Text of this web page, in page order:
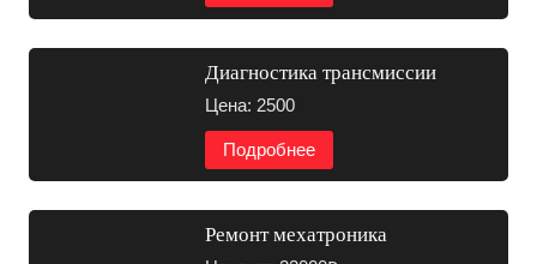
Диагностика трансмиссии
Цена: 2500
Подробнее
Ремонт мехатроника